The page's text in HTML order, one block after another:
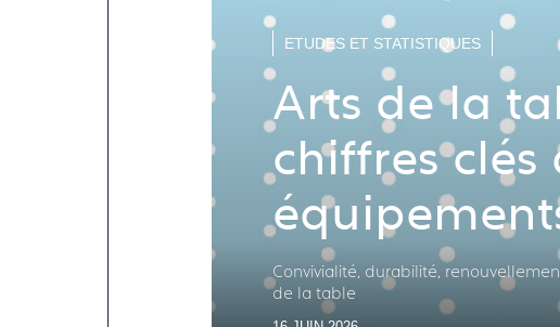
ETUDES ET STATISTIQUES
Arts de la
chiffres clés
ménages et
Convivialité, durabilité,
de la table